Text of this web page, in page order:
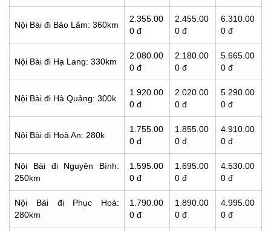
Nội Bài đi Bảo Lâm: 360km
2.355.00
0 đ
2.455.00
0 đ
6.310.00
0 đ
Nội Bài đi Hạ Lang: 330km
2.080.00
0 đ
2.180.00
0 đ
5.665.00
0 đ
Nội Bài đi Hà Quảng: 300k
1.920.00
0 đ
2.020.00
0 đ
5.290.00
0 đ
Nội Bài đi Hoà An: 280k
1.755.00
0 đ
1.855.00
0 đ
4.910.00
0 đ
Nội Bài đi Nguyên Bình:
250km
1.595.00
0 đ
1.695.00
0 đ
4.530.00
0 đ
Nội Bài đi Phục Hoà:
280km
1.790.00
0 đ
1.890.00
0 đ
4.995.00
0 đ